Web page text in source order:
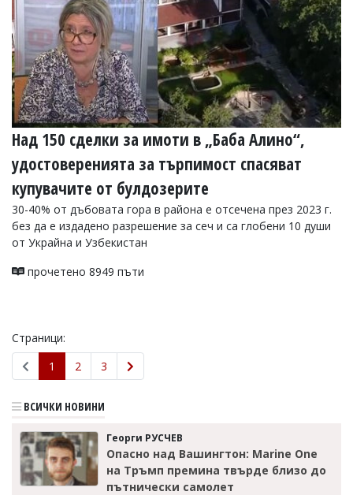
Над 150 сделки за имоти в „Баба Алино“,
удостоверенията за търпимост спасяват
купувачите от булдозерите
30-40% от дъбовата гора в района е отсечена през 2023 г.
без да е издадено разрешение за сеч и са глобени 10 души
от Украйна и Узбекистан
прочетено 8949 пъти
Страници:
1
2 3
ВСИЧКИ НОВИНИ
Георги РУСЧЕВ
Опасно над Вашингтон: Marine One
на Тръмп премина твърде близо до
пътнически самолет